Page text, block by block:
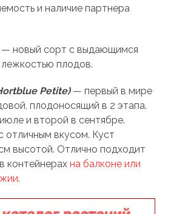
и наличие партнера
— новый сорт с выдающимся
плодов.
Petite)— первый в мире
плодоносящий в 2 этапа.
и второй в сентябре.
отличным вкусом. Куст
высотой. Отлично подходит
контейнерахна балконе или
.